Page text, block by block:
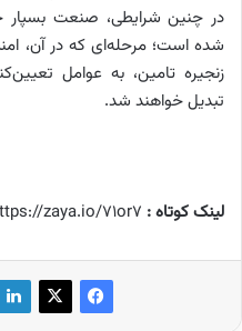
در چنین شرایطی، صنعت بسپار
شده است؛ مرحله‌ای که در آن،
زنجیره تامین، به عوامل
تبدیل خواهند شد.
لینک کوتاه : zaya.io/71or7